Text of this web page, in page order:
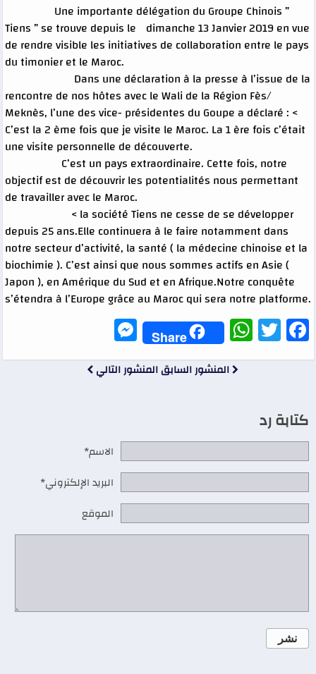
Une importante délégation du Groupe Chinois ”
Tiens ” se trouve depuis le dimanche 13 Janvier 2019 en vue
de rendre visible les initiatives de collaboration entre le pays
du timonier et le Maroc.
Dans une déclaration à la presse à l’issue de la
rencontre de nos hôtes avec le Wali de la Région Fès/
Meknès, l’une des vice- présidentes du Goupe a déclaré : <
C’est la 2 ème fois que je visite le Maroc. La 1 ère fois c’était
une visite personnelle de découverte.
C’est un pays extraordinaire. Cette fois, notre
objectif est de découvrir les potentialités nous permettant
de travailler avec le Maroc.
< la société Tiens ne cesse de se développer
depuis 25 ans.Elle continuera à le faire notamment dans
notre secteur d’activité, la santé ( la médecine chinoise et la
biochimie ). C’est ainsi que nous sommes actifs en Asie (
Japon ), en Amérique du Sud et en Afrique.Notre conquête
s’étendra à l’Europe grâce au Maroc qui sera notre platforme.
Facebook
Twitter
WhatsApp
Share
المنشور السابقالمنشور التالي
كتابة رد
الاسم*
البريد الإلكتروني*
الموقع
نشر